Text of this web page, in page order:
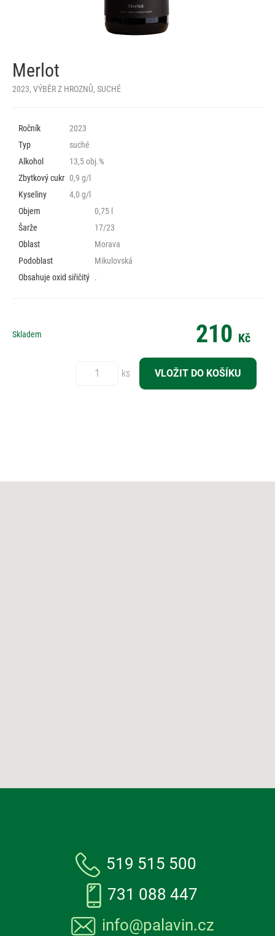
Merlot
2023, VÝBĚR Z HROZNŮ, SUCHÉ
Ročník
2023
Typ
suché
Alkohol
13,5 obj.%
Zbytkový cukr 0,9 g/l
Kyseliny
4,0 g/l
Objem
0,75 l
Šarže
17/23
Oblast
Morava
Podoblast
Mikulovská
Obsahuje oxid siřičitý .
Skladem 210 Kč
Počet:
ks
519 515 500
731 088 447
info@palavin.cz